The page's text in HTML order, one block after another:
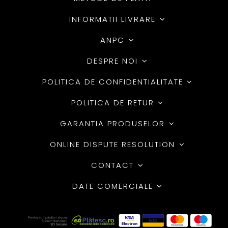
INFORMATII LIVRARE
ANPC
DESPRE NOI
POLITICA DE CONFIDENTIALITATE
POLITICA DE RETUR
GARANTIA PRODUSELOR
ONLINE DISPUTE RESOLUTION
CONTACT
DATE COMERCIALE